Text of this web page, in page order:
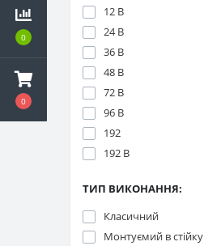
0
0
12 В
24 В
36 В
48 В
72 В
96 В
192
192 В
ТИП ВИКОНАННЯ:
Класичний
Монтуємий в стійку